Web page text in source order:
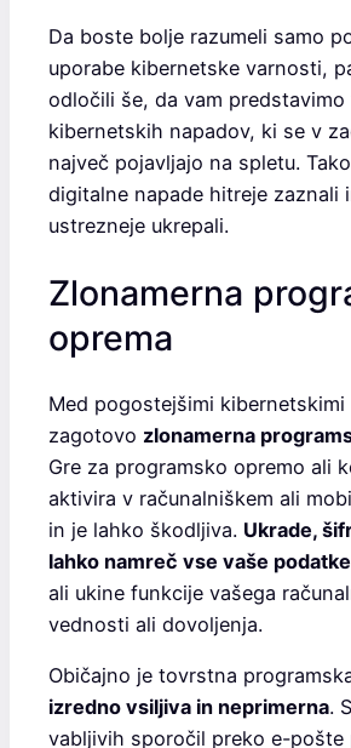
Da boste bolje razumeli samo
uporabe kibernetske varnosti,
odločili še, da vam predstavimo
kibernetskih napadov, ki se v
največ pojavljajo na spletu.
digitalne napade hitreje zaznali
ustrezneje ukrepali.
Zlonamerna
oprema
Med pogostejšimi kibernetskimi
zagotovo zlonamerna
Gre za programsko opremo ali
aktivira v računalniškem ali
in je lahko škodljiva. Ukrade,
lahko namreč vse vaše podatke
ali ukine funkcije vašega
vednosti ali dovoljenja.
Običajno je tovrstna
izredno vsiljiva in neprimerna.
vabljivih sporočil preko e-pošte